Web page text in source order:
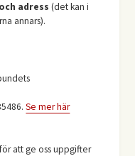
adress (det kan i
annars).
Se mer här
att ge oss uppgifter